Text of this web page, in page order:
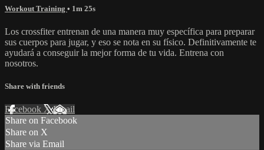
Workout Training • 1m 25s
Los crossfiter entrenan de una manera muy específica para preparar
sus cuerpos para jugar, y eso se nota en su físico. Definitivamente te
ayudará a conseguir la mejor forma de tu vida. Entrena con
nosotros.
Share with friends
Facebook XEmail
Share on Facebook
Share on X
Share via Email